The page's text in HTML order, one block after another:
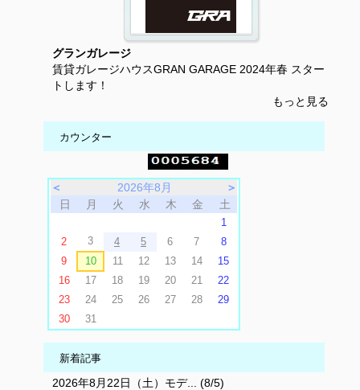
グランガレージ
賃貸ガレージハウスGRAN GARAGE 2024年春 スター
トします！
もっと見る
カウンター
＜ 2026年8月
＞
日
月 火 水 木 金 土
1
2
3 4 5 6 7
8
9
10 11 12 13 14
15
16
17 18 19 20 21
22
23
24 25 26 27 28
29
30
31
新着記事
2026年8月22日（土）モデ... (8/5)